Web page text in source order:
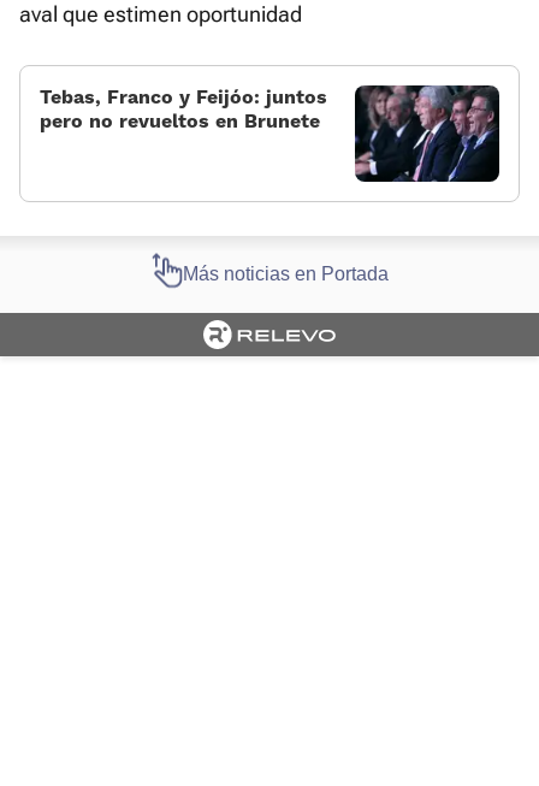
aval que estimen oportunidad
Tebas, Franco y Feijóo: juntos
pero no revueltos en Brunete
Más noticias en Portada